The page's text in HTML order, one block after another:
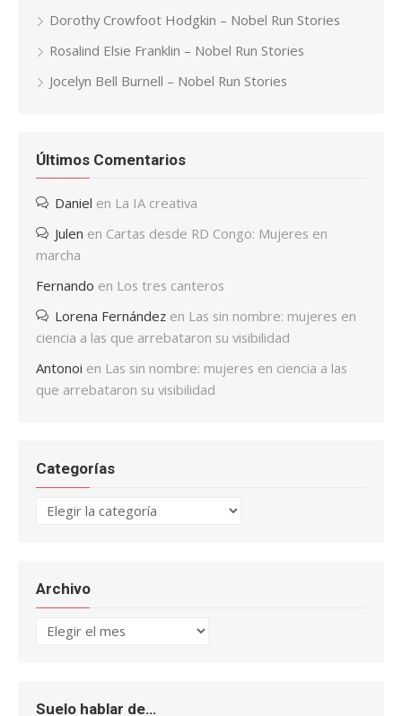
Dorothy Crowfoot Hodgkin – Nobel Run Stories
Rosalind Elsie Franklin – Nobel Run Stories
Jocelyn Bell Burnell – Nobel Run Stories
Últimos Comentarios
Daniel en La IA creativa
Julen en Cartas desde RD Congo: Mujeres en
marcha
Fernando en Los tres canteros
Lorena Fernández en Las sin nombre: mujeres en
ciencia a las que arrebataron su visibilidad
Antonoi en Las sin nombre: mujeres en ciencia a las
que arrebataron su visibilidad
Categorías
Categorías
Archivo
Archivo
Suelo hablar de…